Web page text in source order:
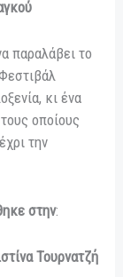
παραλάβει το
κι ένα
οποίους
την
στην:
Τουρνατζή